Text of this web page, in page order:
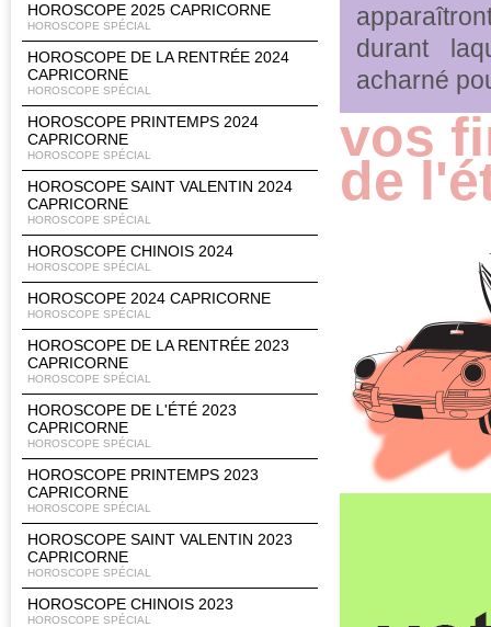
HOROSCOPE 2025 CAPRICORNE
HOROSCOPE SPÉCIAL
HOROSCOPE DE LA RENTRÉE 2024
CAPRICORNE
HOROSCOPE SPÉCIAL
HOROSCOPE PRINTEMPS 2024
CAPRICORNE
HOROSCOPE SPÉCIAL
HOROSCOPE SAINT VALENTIN 2024
CAPRICORNE
HOROSCOPE SPÉCIAL
HOROSCOPE CHINOIS 2024
HOROSCOPE SPÉCIAL
HOROSCOPE 2024 CAPRICORNE
HOROSCOPE SPÉCIAL
HOROSCOPE DE LA RENTRÉE 2023
CAPRICORNE
HOROSCOPE SPÉCIAL
HOROSCOPE DE L'ÉTÉ 2023
CAPRICORNE
HOROSCOPE SPÉCIAL
HOROSCOPE PRINTEMPS 2023
CAPRICORNE
HOROSCOPE SPÉCIAL
HOROSCOPE SAINT VALENTIN 2023
CAPRICORNE
HOROSCOPE SPÉCIAL
HOROSCOPE CHINOIS 2023
HOROSCOPE SPÉCIAL
durant
acharné
vos
de